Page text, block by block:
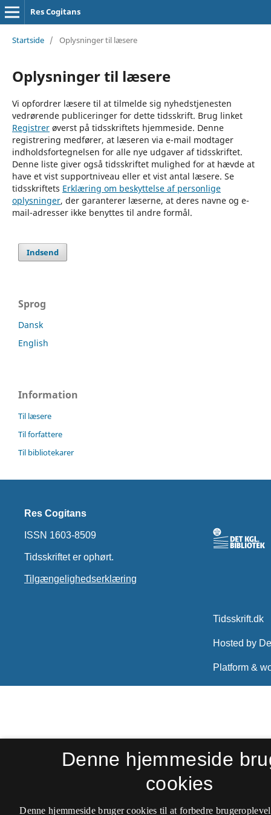
Res Cogitans
Startside / Oplysninger til læsere
Oplysninger til læsere
Vi opfordrer læsere til at tilmelde sig nyhedstjenesten
vedrørende publiceringer for dette tidsskrift. Brug linket
Registrerøverst på tidsskriftets hjemmeside. Denne
registrering medfører, at læseren via e-mail modtager
indholdsfortegnelsen for alle nye udgaver af tidsskriftet.
Denne liste giver også tidsskriftet mulighed for at hævde at
have et vist supportniveau eller et vist antal læsere. Se
tidsskriftets Erklæring om beskyttelse af personlige
oplysninger, der garanterer læserne, at deres navne og e-
mail-adresser ikke benyttes til andre formål.
Indsend
Sprog
Dansk
English
Information
Til læsere
Til forfattere
Til bibliotekarer
Res Cogitans
ISSN 1603-8509
Tidsskriftet er ophørt.
Tilgængelighedserklæring
Denne hjemmeside
cookies
Denne hjemmeside bruger cookies til at forbedre